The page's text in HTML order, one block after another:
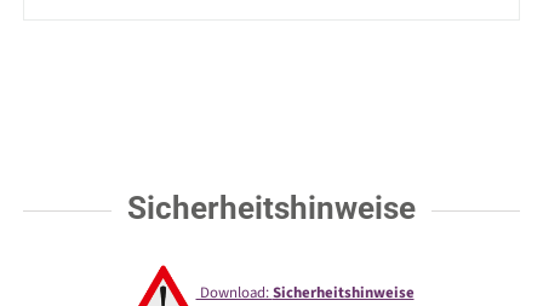
Sicherheitshinweise
Download:Sicherheitshinweise